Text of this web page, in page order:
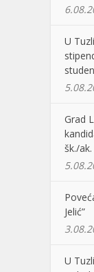
U
Grad
šk./
Jelić”
U